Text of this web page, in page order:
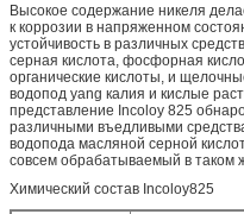
Высокое содержание никеля
к коррозии в напряженном
устойчивость в различных
серная кислота, фосфорная
органические кислоты, и
водопод yang калия и кислые
представление Incoloy 825
различными въедливыми
водопода масляной серной
совсем обрабатываемый в таком
Химический состав Incoloy825